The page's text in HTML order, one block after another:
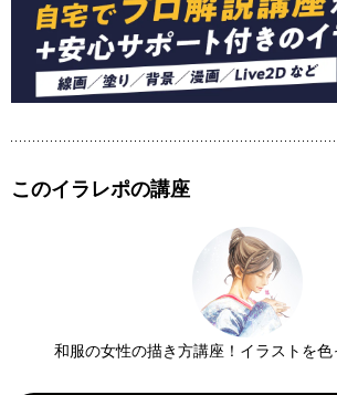
このイラレポの講座
和服の女性の描き方講座！イラストを色